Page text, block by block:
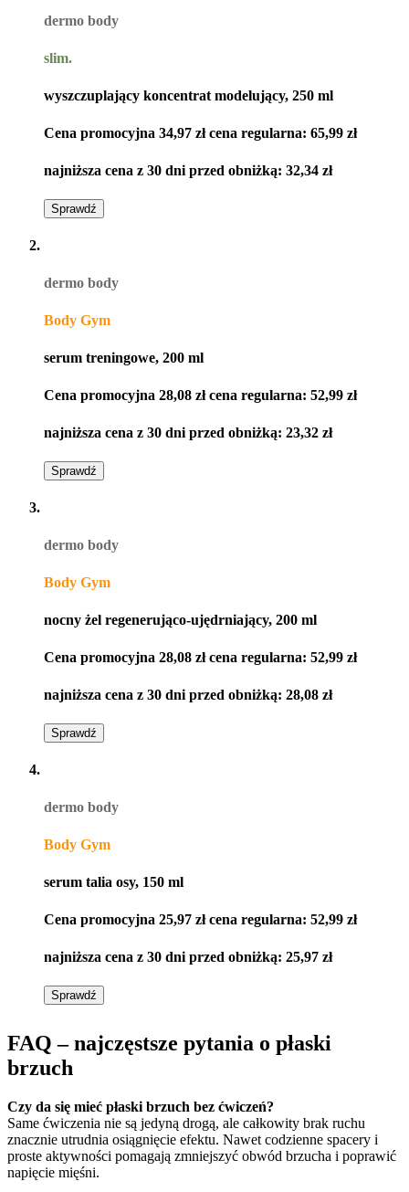
skóra jest efektem harmonii ciała i umysłu.
dermo body
slim.
wyszczuplający koncentrat modelujący, 250 ml
Cena promocyjna 34,97 zł cena regularna: 65,99 zł
najniższa cena z 30 dni przed obniżką: 32,34 zł
Sprawdź
dermo body
Body Gym
serum treningowe, 200 ml​
Cena promocyjna 28,08 zł cena regularna: 52,99 zł
najniższa cena z 30 dni przed obniżką: 23,32 zł
Sprawdź
dermo body
Body Gym
nocny żel regenerująco-ujędrniający, 200 ml​
Cena promocyjna 28,08 zł cena regularna: 52,99 zł
najniższa cena z 30 dni przed obniżką: 28,08 zł
Sprawdź
dermo body
Body Gym
serum talia osy, 150 ml
Cena promocyjna 25,97 zł cena regularna: 52,99 zł
najniższa cena z 30 dni przed obniżką: 25,97 zł
Sprawdź
FAQ – najczęstsze pytania o płaski
brzuch
Czy da się mieć płaski brzuch bez ćwiczeń?
Same ćwiczenia nie są jedyną drogą, ale całkowity brak ruchu
znacznie utrudnia osiągnięcie efektu. Nawet codzienne spacery i
proste aktywności pomagają zmniejszyć obwód brzucha i poprawić
napięcie mięśni.